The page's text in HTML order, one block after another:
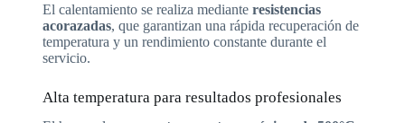
El calentamiento se realiza mediante resistencias
acorazadas, que garantizan una rápida recuperación de
temperatura y un rendimiento constante durante el
servicio.
Alta temperatura para resultados profesionales